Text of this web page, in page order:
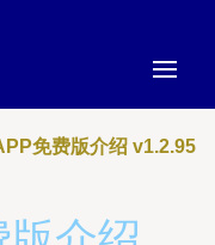
免费版介绍 v1.2.95